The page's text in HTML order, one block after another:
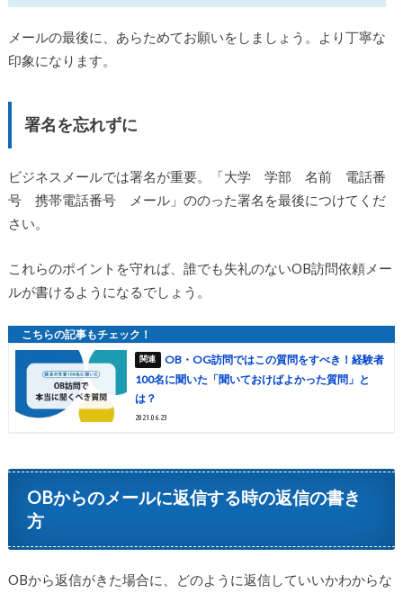
メールの最後に、あらためてお願いをしましょう。より丁寧な
印象になります。
署名を忘れずに
ビジネスメールでは署名が重要。「大学 学部 名前 電話番
号 携帯電話番号 メール」ののった署名を最後につけてくだ
さい。
これらのポイントを守れば、誰でも失礼のないOB訪問依頼メー
ルが書けるようになるでしょう。
OB・OG訪問ではこの質問をすべき！経験者
100名に聞いた「聞いておけばよかった質問」と
は？
2021.06.23
OBからのメールに返信する時の返信の書き
方
OBから返信がきた場合に、どのように返信していいかわからな